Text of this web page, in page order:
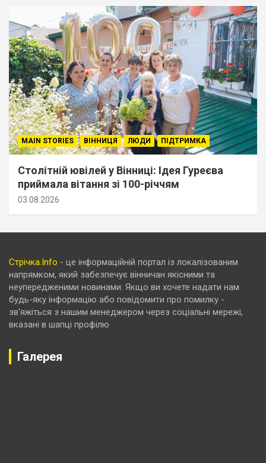
MAIN STORIES ВІННИЦЯ ЛЮДИ ПІДТРИМКА
Столітній ювілей у Вінниці: Ідея Гуреєва
приймала вітання зі 100-річчям
03.08.2026
Стрічка.Info - це інформаційній портал із локалізованим
напрямком, який забезпечує вінничан якісними та
неупередженими новинами. Якщо ви хочете надати нам
будь-яку інформацію або повідомити про помилку -
зв'яжіться з нашим менеджером через соціальні мережі,
вказані в шапці профілю
Галерея